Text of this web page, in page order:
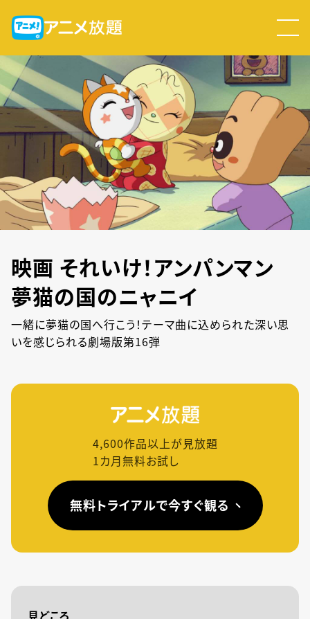
映画 それいけ！アンパンマン
夢猫の国のニャニイ
一緒に夢猫の国へ行こう！テーマ曲に込められた深い思
いを感じられる劇場版第16弾
4,600作品以上が見放題
1カ月無料お試し
無料トライアルで今すぐ観る
見どころ